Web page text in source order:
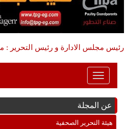
رئيس مجلس الادارة و رئيس التحرير :
Toggle
Navigation
عن المجلة
هيئة التحرير الصحفية